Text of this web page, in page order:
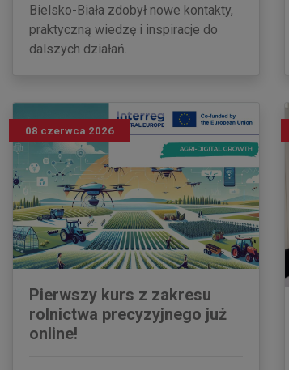
Bielsko-Biała zdobył nowe kontakty,
praktyczną wiedzę i inspiracje do
dalszych działań.
08 czerwca 2026
Pierwszy kurs z zakresu
rolnictwa precyzyjnego już
online!